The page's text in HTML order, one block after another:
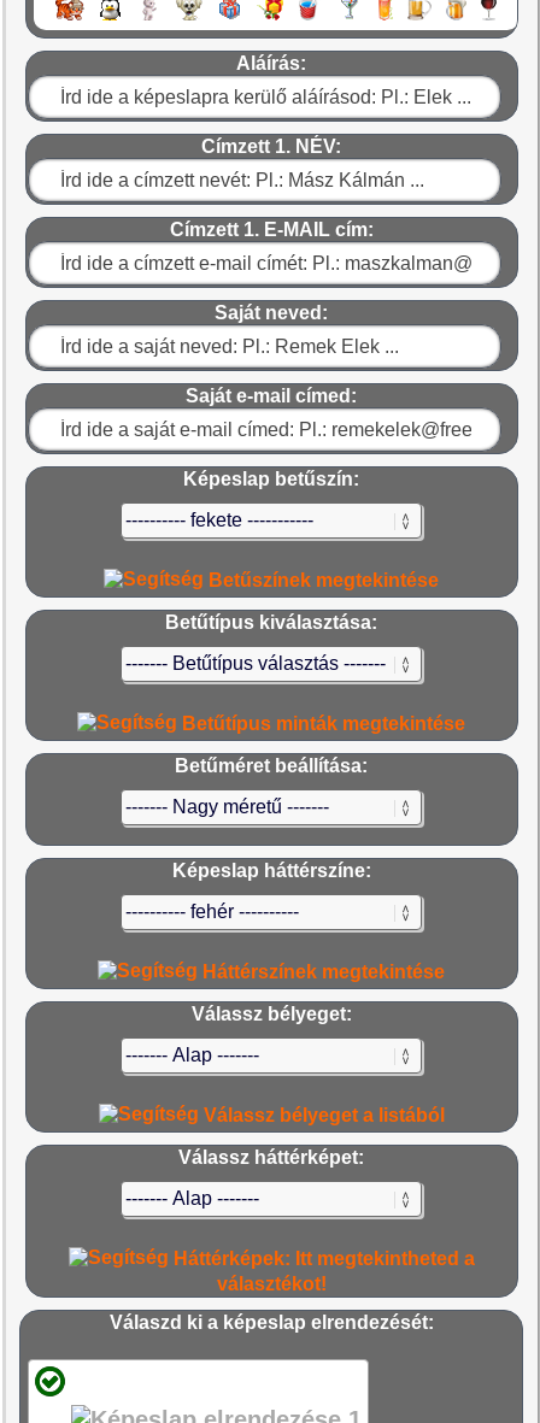
Aláírás:
Címzett 1. NÉV:
Címzett 1. E-MAIL cím:
Saját neved:
Saját e-mail címed:
Képeslap betűszín:
Betűszínek megtekintése
Betűtípus kiválasztása:
Betűtípus minták megtekintése
Betűméret beállítása:
Képeslap háttérszíne:
Háttérszínek megtekintése
Válassz bélyeget:
Válassz bélyeget a listából
Válassz háttérképet:
Háttérképek: Itt megtekintheted a
választékot!
Válaszd ki a képeslap elrendezését: